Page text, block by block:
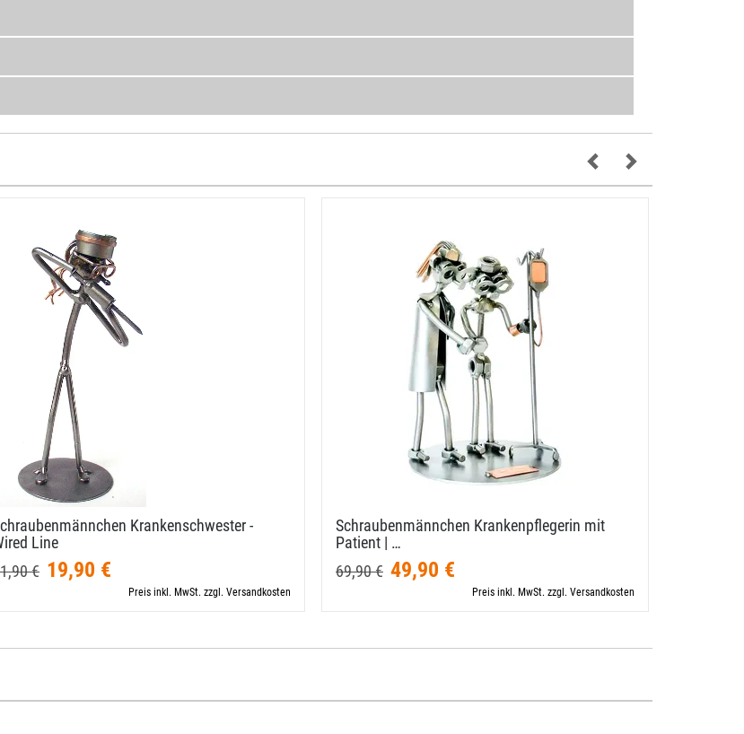
Krankenschwester -
Line
€ 19,90 €
Preis inkl. MwSt. zzgl. Versandkosten
Schraubenmännchen Krankenpflegerin mit
Patient | …
69,90 € 49,90 €
Preis inkl. MwSt. zzgl. Versandkosten